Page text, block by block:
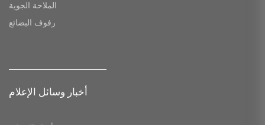
الملاحة الجوية
رفوف البضائع
أخبار وسائل الإعلام